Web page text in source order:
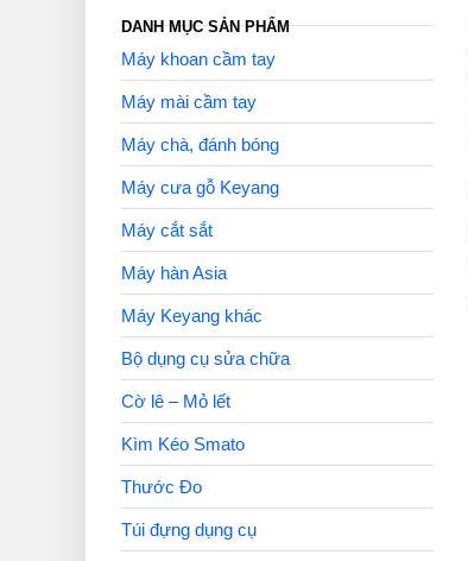
DANH MỤC SẢN PHẨM
Máy khoan cầm tay
Máy mài cầm tay
Máy chà, đánh bóng
Máy cưa gỗ Keyang
Máy cắt sắt
Máy hàn Asia
Máy Keyang khác
Bộ dụng cụ sửa chữa
Cờ lê – Mỏ lết
Kìm Kéo Smato
Thước Đo
Túi đựng dụng cụ